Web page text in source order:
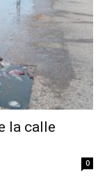
la calle
0